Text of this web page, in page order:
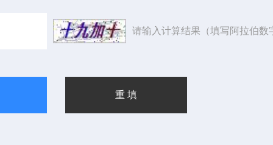
请输入计算结果（填写阿拉伯数